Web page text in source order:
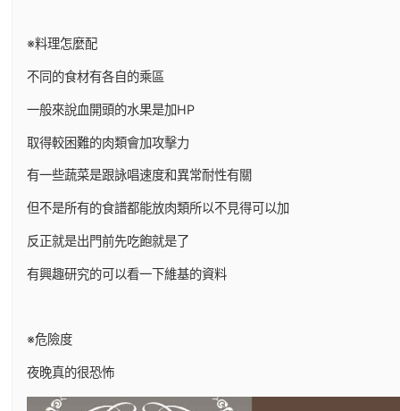
※料理怎麼配
不同的食材有各自的乘區
一般來說血開頭的水果是加HP
取得較困難的肉類會加攻擊力
有一些蔬菜是跟詠唱速度和異常耐性有關
但不是所有的食譜都能放肉類所以不見得可以加
反正就是出門前先吃飽就是了
有興趣研究的可以看一下維基的資料
※危險度
夜晚真的很恐怖